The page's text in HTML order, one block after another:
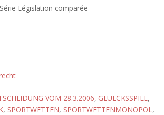
Législation comparée
VOM 28.3.2006, GLUECKSSPIEL,
, SPORTWETTEN, SPORTWETTENMONOPOL,